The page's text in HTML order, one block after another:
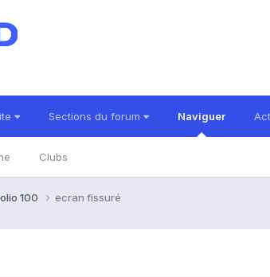
Sections du forum Naviguer
Clubs
100 ecran fissuré